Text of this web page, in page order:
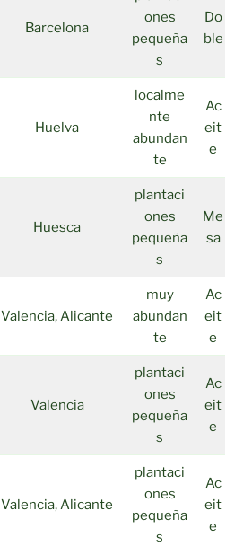
Barcelona
ones
pequeña
s
Do
ble
Huelva
localme
nte
abundan
te
Ac
eit
e
Huesca
plantaci
ones
pequeña
s
Me
sa
Valencia, Alicante
muy
abundan
te
Ac
eit
e
Valencia
plantaci
ones
pequeña
s
Ac
eit
e
Valencia, Alicante
plantaci
ones
pequeña
s
Ac
eit
e